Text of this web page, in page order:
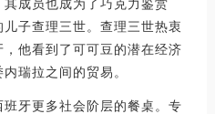
成员也成为了巧克力鉴赏
子查理三世。查理三世热衷
他看到了可可豆的潜在经济
瑞拉之间的贸易。
牙更多社会阶层的餐桌。专